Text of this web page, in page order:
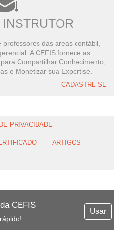
CEFIS
Usar
professores das áreas contábil,
A CEFIS fornece as
Compartilhar Conhecimento,
e Monetizar sua Expertise.
CADASTRE-SE
PRIVACIDADE
ARTIGOS